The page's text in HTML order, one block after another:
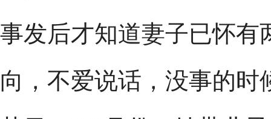
事发后才知道妻子已怀有
向，不爱说话，没事的